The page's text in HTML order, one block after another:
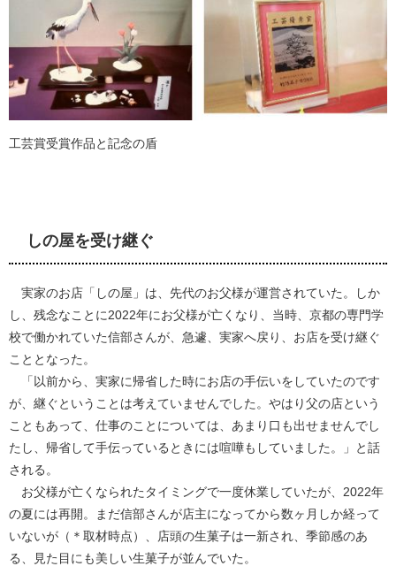
工芸賞受賞作品と記念の盾
しの屋を受け継ぐ
実家のお店「しの屋」は、先代のお父様が運営されていた。しか
し、残念なことに2022年にお父様が亡くなり、当時、京都の専門学
校で働かれていた信部さんが、急遽、実家へ戻り、お店を受け継ぐ
こととなった。
「以前から、実家に帰省した時にお店の手伝いをしていたのです
が、継ぐということは考えていませんでした。やはり父の店という
こともあって、仕事のことについては、あまり口も出せませんでし
たし、帰省して手伝っているときには喧嘩もしていました。」と話
される。
お父様が亡くなられたタイミングで一度休業していたが、2022年
の夏には再開。まだ信部さんが店主になってから数ヶ月しか経って
いないが（＊取材時点）、店頭の生菓子は一新され、季節感のあ
る、見た目にも美しい生菓子が並んでいた。